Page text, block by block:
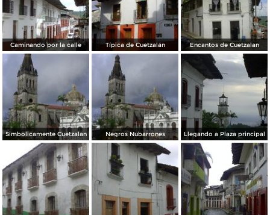
Caminando por la calle Típica de Cuetzalán Encantos de Cuetzalan
Simbolicamente Cuetzalan Negros Nubarrones Llegando a Plaza principal